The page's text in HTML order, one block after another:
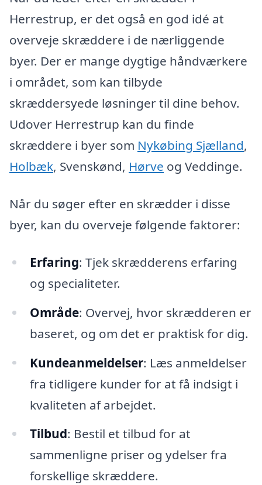
Herrestrup, er det også en god idé at
overveje skræddere i de nærliggende
byer. Der er mange dygtige håndværkere
i området, som kan tilbyde
skræddersyede løsninger til dine behov.
Udover Herrestrup kan du finde
skræddere i byer som Nykøbing Sjælland,
Holbæk, Svenskønd, Hørve og Veddinge.
Når du søger efter en skrædder i disse
byer, kan du overveje følgende faktorer:
Erfaring: Tjek skrædderens erfaring
og specialiteter.
Område: Overvej, hvor skrædderen er
baseret, og om det er praktisk for dig.
Kundeanmeldelser: Læs anmeldelser
fra tidligere kunder for at få indsigt i
kvaliteten af arbejdet.
Tilbud: Bestil et tilbud for at
sammenligne priser og ydelser fra
forskellige skræddere.